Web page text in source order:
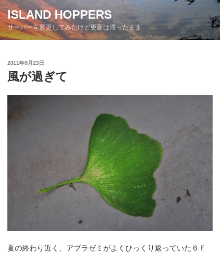
コ
ン
テ
ン
ISLAND HOPPERS
サーバーを変更してみたけど更新は滞ったまま
投
稿
日:
2011年9月23日
風が過ぎて
夏の終わり近く、アブラゼミがよくひっくり返っていた６Ｆ